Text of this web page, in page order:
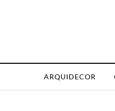
ARQUIDECOR